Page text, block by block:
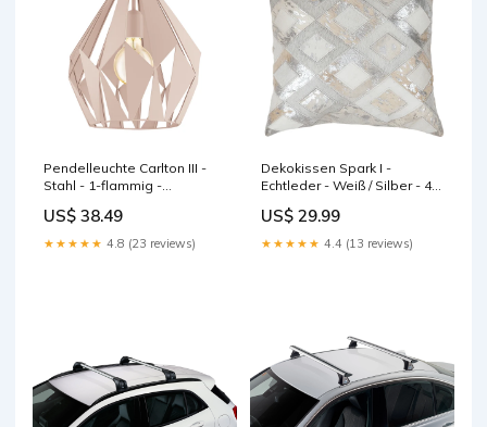
Pendelleuchte Carlton III -
Stahl - 1-flammig -
Furniture > Slatted frames
US$ 38.49
★★★★★ 4.8 (23 reviews)
Dekokissen Spark I -
Echtleder - Weiß / Silber - 45
Garden furniture
US$ 29.99
★★★★★ 4.4 (13 reviews)